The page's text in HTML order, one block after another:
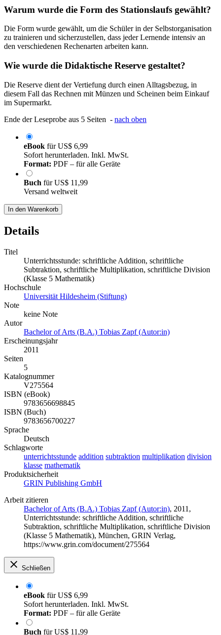
Warum wurde die Form des Stationslaufs gewählt?
Die Form wurde gewählt, um die Schüler in der Selbstorganisation
zu trainieren und sicherzustellen, dass jeder Lernende intensiv an
den verschiedenen Rechenarten arbeiten kann.
Wie wurde die Didaktische Reserve gestaltet?
Die Reserve dient der Vertiefung durch einen Alltagsbezug, in
diesem Fall das Rechnen mit Münzen und Scheinen beim Einkauf
im Supermarkt.
Ende der Leseprobe aus 5 Seiten - nach oben
eBook fürUS$ 6,99
Sofort herunterladen. Inkl. MwSt.
Format: PDF – für alle Geräte
Buch fürUS$ 11,99
Versand weltweit
In den Warenkorb
Details
Titel
Unterrichtsstunde: schriftliche Addition, schriftliche
Subtraktion, schriftliche Multiplikation, schriftliche Division
(Klasse 5 Mathematik)
Hochschule
Universität Hildesheim (Stiftung)
Note
keine Note
Autor
Bachelor of Arts (B.A.) Tobias Zapf (Autor:in)
Erscheinungsjahr
2011
Seiten
5
Katalognummer
V275564
ISBN (eBook)
9783656698845
ISBN (Buch)
9783656700227
Sprache
Deutsch
Schlagworte
unterrichtsstunde addition subtraktion multiplikation division
klasse mathematik
Produktsicherheit
GRIN Publishing GmbH
Arbeit zitieren
Bachelor of Arts (B.A.) Tobias Zapf (Autor:in), 2011,
Unterrichtsstunde: schriftliche Addition, schriftliche
Subtraktion, schriftliche Multiplikation, schriftliche Division
(Klasse 5 Mathematik), München, GRIN Verlag,
https://www.grin.com/document/275564
Schließen
eBook fürUS$ 6,99
Sofort herunterladen. Inkl. MwSt.
Format: PDF – für alle Geräte
Buch fürUS$ 11,99